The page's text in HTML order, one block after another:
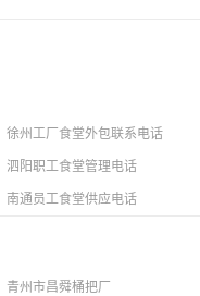
徐州工厂食堂外包联系电话
泗阳职工食堂管理电话
南通员工食堂供应电话
青州市昌舜桶把厂